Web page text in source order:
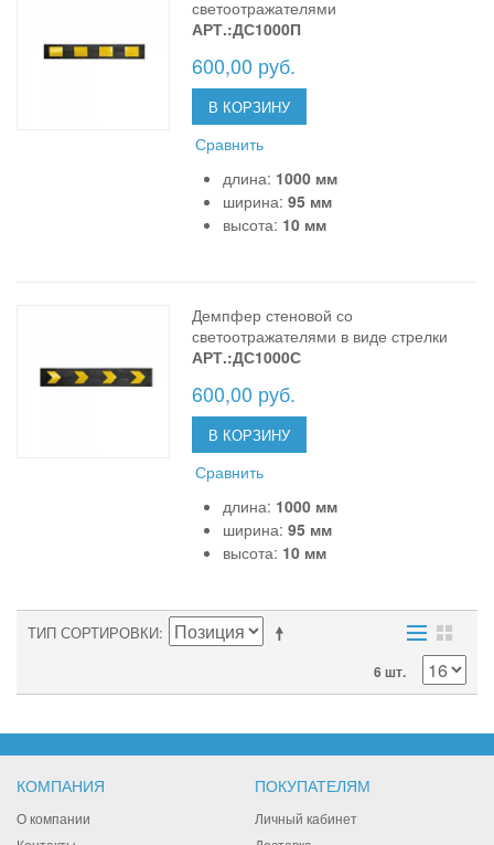
светоотражателями
АРТ.:ДС1000П
600,00 руб.
В КОРЗИНУ
Сравнить
длина: 1000 мм
ширина:95 мм
высота: 10 мм
Демпфер стеновой со
светоотражателями в виде стрелки
АРТ.:ДС1000С
600,00 руб.
В КОРЗИНУ
Сравнить
длина: 1000 мм
ширина:95 мм
высота: 10 мм
ТИП СОРТИРОВКИ
6 шт.
КОМПАНИЯ
О компании
ПОКУПАТЕЛЯМ
Личный кабинет